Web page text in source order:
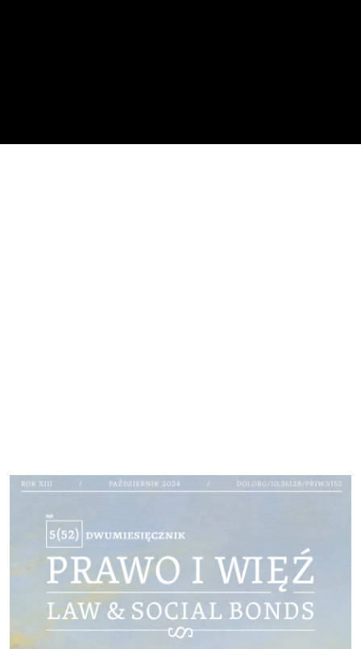
Cover image